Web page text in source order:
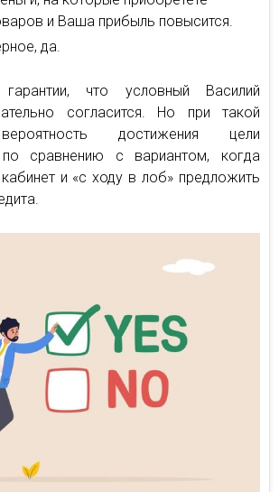
и Ваша прибыль повысится.
да.
что условный Василий
согласится. Но при такой
достижения цели
по сравнению с вариантом, когда
и «с ходу в лоб» предложить